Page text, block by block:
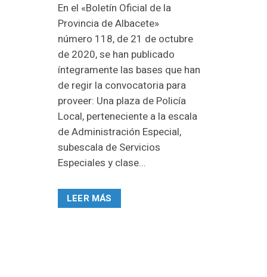
En el «Boletín Oficial de la
Provincia de Albacete»
número 118, de 21 de octubre
de 2020, se han publicado
íntegramente las bases que han
de regir la convocatoria para
proveer: Una plaza de Policía
Local, perteneciente a la escala
de Administración Especial,
subescala de Servicios
Especiales y clase...
LEER MÁS